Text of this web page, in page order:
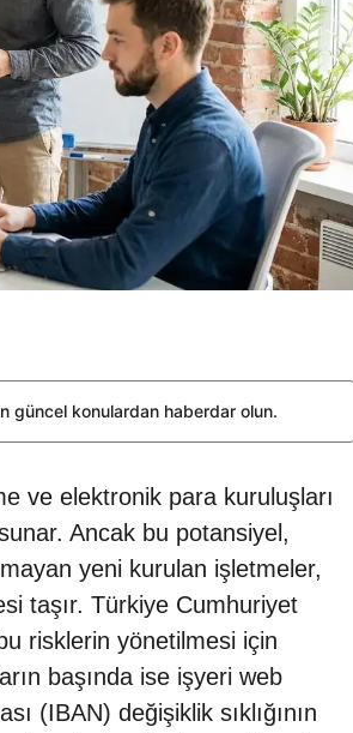
güncel konulardan haberdar olun.
ve elektronik para kuruluşları
Ancak bu potansiyel,
yeni kurulan işletmeler,
taşır. Türkiye Cumhuriyet
risklerin yönetilmesi için
başında ise işyeri web
(IBAN) değişiklik sıklığının